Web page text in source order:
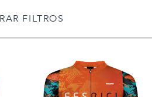
FILTROS